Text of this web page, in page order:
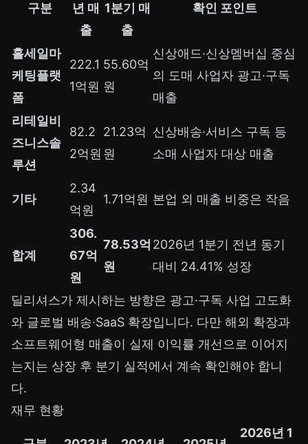
구분
년 매
출
1분기 매
출
확인 포인트
홀세일마
케팅플랫
폼
222.1
1억원
55.60억
원
신상애드·신상멤버십 중심
의 도매 사업자 광고·구독
매출
리테일비
즈니스솔
루션
82.2
2억원
21.23억
원
신상배송·서비스 구독 등
소매 사업자 대상 매출
기타
2.34
억원
1.71억원 본업 외 매출 비중은 작음
합계
306.
67억
원
78.53억
원
2026년 1분기 전년 동기
대비 24.41% 성장
딜리셔스가 제시하는 방향은 광고·구독 사업 고도화
와 글로벌 배송·SaaS 확장입니다. 다만 해외 확장과
소프트웨어형 매출이 실제 이익률 개선으로 이어지
는지는 상장 후 분기 실적에서 계속 확인해야 합니
다.
재무 현황
2026년 1